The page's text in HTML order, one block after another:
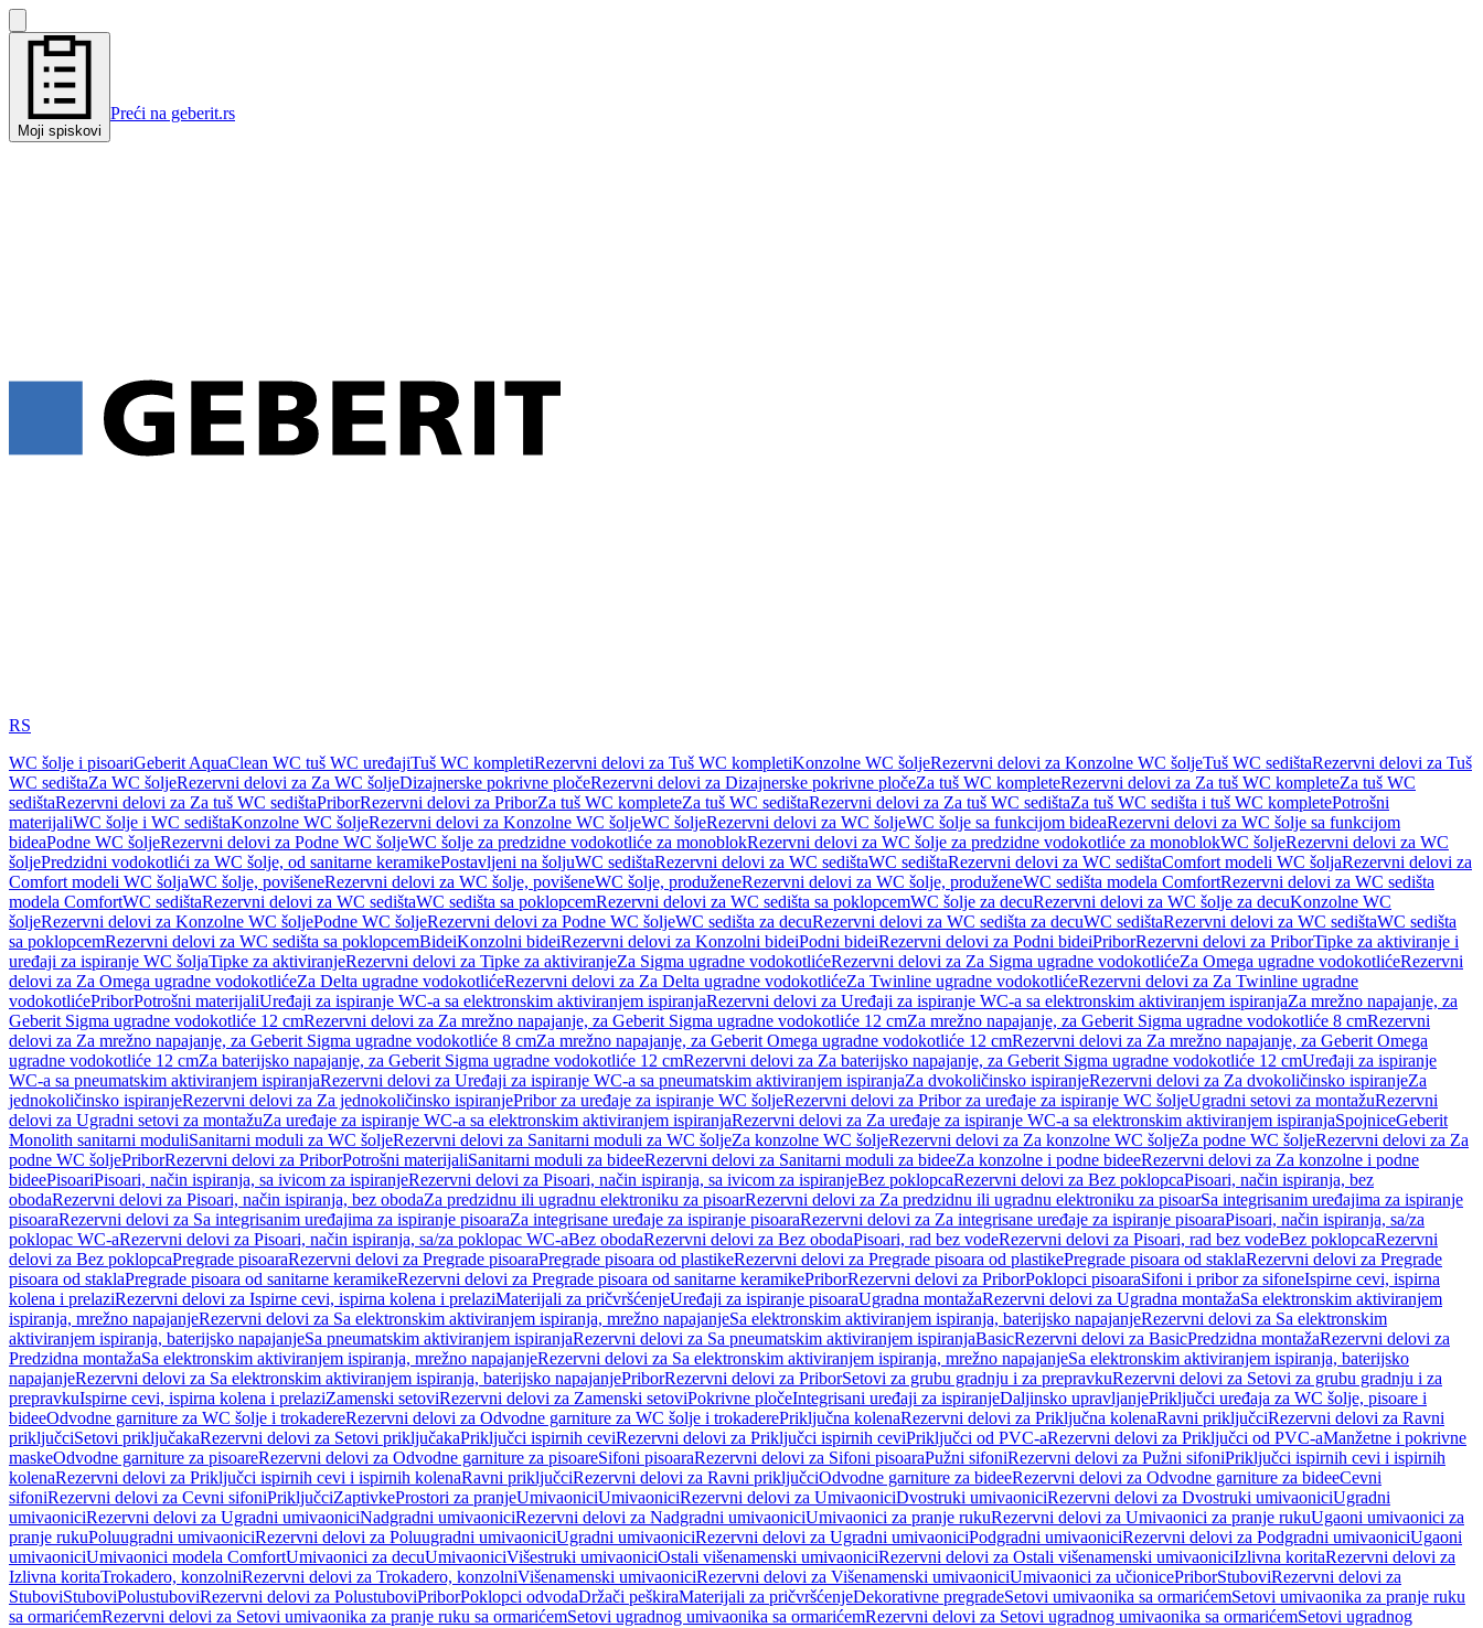
Moji spiskovi
Preći na geberit.rs
RS
WC šolje i pisoariGeberit AquaClean WC tuš WC uređajiTuš WC kompletiRezervni delovi za Tuš WC kompletiKonzolne WC šoljeRezervni delovi za Konzolne WC šoljeTuš WC sedištaRezervni delovi za Tuš
WC sedištaZa WC šoljeRezervni delovi za Za WC šoljeDizajnerske pokrivne pločeRezervni delovi za Dizajnerske pokrivne pločeZa tuš WC kompleteRezervni delovi za Za tuš WC kompleteZa tuš WC
sedištaRezervni delovi za Za tuš WC sedištaPriborRezervni delovi za PriborZa tuš WC kompleteZa tuš WC sedištaRezervni delovi za Za tuš WC sedištaZa tuš WC sedišta i tuš WC kompletePotrošni
materijaliWC šolje i WC sedištaKonzolne WC šoljeRezervni delovi za Konzolne WC šoljeWC šoljeRezervni delovi za WC šoljeWC šolje sa funkcijom bideaRezervni delovi za WC šolje sa funkcijom
bideaPodne WC šoljeRezervni delovi za Podne WC šoljeWC šolje za predzidne vodokotliće za monoblokRezervni delovi za WC šolje za predzidne vodokotliće za monoblokWC šoljeRezervni delovi za WC
šoljePredzidni vodokotlići za WC šolje, od sanitarne keramikePostavljeni na šoljuWC sedištaRezervni delovi za WC sedištaWC sedištaRezervni delovi za WC sedištaComfort modeli WC šoljaRezervni delovi za
Comfort modeli WC šoljaWC šolje, povišeneRezervni delovi za WC šolje, povišeneWC šolje, produženeRezervni delovi za WC šolje, produženeWC sedišta modela ComfortRezervni delovi za WC sedišta
modela ComfortWC sedištaRezervni delovi za WC sedištaWC sedišta sa poklopcemRezervni delovi za WC sedišta sa poklopcemWC šolje za decuRezervni delovi za WC šolje za decuKonzolne WC
šoljeRezervni delovi za Konzolne WC šoljePodne WC šoljeRezervni delovi za Podne WC šoljeWC sedišta za decuRezervni delovi za WC sedišta za decuWC sedištaRezervni delovi za WC sedištaWC sedišta
sa poklopcemRezervni delovi za WC sedišta sa poklopcemBideiKonzolni bideiRezervni delovi za Konzolni bideiPodni bideiRezervni delovi za Podni bideiPriborRezervni delovi za PriborTipke za aktiviranje i
uređaji za ispiranje WC šoljaTipke za aktiviranjeRezervni delovi za Tipke za aktiviranjeZa Sigma ugradne vodokotlićeRezervni delovi za Za Sigma ugradne vodokotlićeZa Omega ugradne vodokotlićeRezervni
delovi za Za Omega ugradne vodokotlićeZa Delta ugradne vodokotlićeRezervni delovi za Za Delta ugradne vodokotlićeZa Twinline ugradne vodokotlićeRezervni delovi za Za Twinline ugradne
vodokotlićePriborPotrošni materijaliUređaji za ispiranje WC-a sa elektronskim aktiviranjem ispiranjaRezervni delovi za Uređaji za ispiranje WC-a sa elektronskim aktiviranjem ispiranjaZa mrežno napajanje, za
Geberit Sigma ugradne vodokotliće 12 cmRezervni delovi za Za mrežno napajanje, za Geberit Sigma ugradne vodokotliće 12 cmZa mrežno napajanje, za Geberit Sigma ugradne vodokotliće 8 cmRezervni
delovi za Za mrežno napajanje, za Geberit Sigma ugradne vodokotliće 8 cmZa mrežno napajanje, za Geberit Omega ugradne vodokotliće 12 cmRezervni delovi za Za mrežno napajanje, za Geberit Omega
ugradne vodokotliće 12 cmZa baterijsko napajanje, za Geberit Sigma ugradne vodokotliće 12 cmRezervni delovi za Za baterijsko napajanje, za Geberit Sigma ugradne vodokotliće 12 cmUređaji za ispiranje
WC-a sa pneumatskim aktiviranjem ispiranjaRezervni delovi za Uređaji za ispiranje WC-a sa pneumatskim aktiviranjem ispiranjaZa dvokoličinsko ispiranjeRezervni delovi za Za dvokoličinsko ispiranjeZa
jednokoličinsko ispiranjeRezervni delovi za Za jednokoličinsko ispiranjePribor za uređaje za ispiranje WC šoljeRezervni delovi za Pribor za uređaje za ispiranje WC šoljeUgradni setovi za montažuRezervni
delovi za Ugradni setovi za montažuZa uređaje za ispiranje WC-a sa elektronskim aktiviranjem ispiranjaRezervni delovi za Za uređaje za ispiranje WC-a sa elektronskim aktiviranjem ispiranjaSpojniceGeberit
Monolith sanitarni moduliSanitarni moduli za WC šoljeRezervni delovi za Sanitarni moduli za WC šoljeZa konzolne WC šoljeRezervni delovi za Za konzolne WC šoljeZa podne WC šoljeRezervni delovi za Za
podne WC šoljePriborRezervni delovi za PriborPotrošni materijaliSanitarni moduli za bideeRezervni delovi za Sanitarni moduli za bideeZa konzolne i podne bideeRezervni delovi za Za konzolne i podne
bideePisoariPisoari, način ispiranja, sa ivicom za ispiranjeRezervni delovi za Pisoari, način ispiranja, sa ivicom za ispiranjeBez poklopcaRezervni delovi za Bez poklopcaPisoari, način ispiranja, bez
obodaRezervni delovi za Pisoari, način ispiranja, bez obodaZa predzidnu ili ugradnu elektroniku za pisoarRezervni delovi za Za predzidnu ili ugradnu elektroniku za pisoarSa integrisanim uređajima za ispiranje
pisoaraRezervni delovi za Sa integrisanim uređajima za ispiranje pisoaraZa integrisane uređaje za ispiranje pisoaraRezervni delovi za Za integrisane uređaje za ispiranje pisoaraPisoari, način ispiranja, sa/za
poklopac WC-aRezervni delovi za Pisoari, način ispiranja, sa/za poklopac WC-aBez obodaRezervni delovi za Bez obodaPisoari, rad bez vodeRezervni delovi za Pisoari, rad bez vodeBez poklopcaRezervni
delovi za Bez poklopcaPregrade pisoaraRezervni delovi za Pregrade pisoaraPregrade pisoara od plastikeRezervni delovi za Pregrade pisoara od plastikePregrade pisoara od staklaRezervni delovi za Pregrade
pisoara od staklaPregrade pisoara od sanitarne keramikeRezervni delovi za Pregrade pisoara od sanitarne keramikePriborRezervni delovi za PriborPoklopci pisoaraSifoni i pribor za sifoneIspirne cevi, ispirna
kolena i prelaziRezervni delovi za Ispirne cevi, ispirna kolena i prelaziMaterijali za pričvršćenjeUređaji za ispiranje pisoaraUgradna montažaRezervni delovi za Ugradna montažaSa elektronskim aktiviranjem
ispiranja, mrežno napajanjeRezervni delovi za Sa elektronskim aktiviranjem ispiranja, mrežno napajanjeSa elektronskim aktiviranjem ispiranja, baterijsko napajanjeRezervni delovi za Sa elektronskim
aktiviranjem ispiranja, baterijsko napajanjeSa pneumatskim aktiviranjem ispiranjaRezervni delovi za Sa pneumatskim aktiviranjem ispiranjaBasicRezervni delovi za BasicPredzidna montažaRezervni delovi za
Predzidna montažaSa elektronskim aktiviranjem ispiranja, mrežno napajanjeRezervni delovi za Sa elektronskim aktiviranjem ispiranja, mrežno napajanjeSa elektronskim aktiviranjem ispiranja, baterijsko
napajanjeRezervni delovi za Sa elektronskim aktiviranjem ispiranja, baterijsko napajanjePriborRezervni delovi za PriborSetovi za grubu gradnju i za prepravkuRezervni delovi za Setovi za grubu gradnju i za
prepravkuIspirne cevi, ispirna kolena i prelaziZamenski setoviRezervni delovi za Zamenski setoviPokrivne pločeIntegrisani uređaji za ispiranjeDaljinsko upravljanjePriključci uređaja za WC šolje, pisoare i
bideeOdvodne garniture za WC šolje i trokadereRezervni delovi za Odvodne garniture za WC šolje i trokaderePriključna kolenaRezervni delovi za Priključna kolenaRavni priključciRezervni delovi za Ravni
priključciSetovi priključakaRezervni delovi za Setovi priključakaPriključci ispirnih ceviRezervni delovi za Priključci ispirnih ceviPriključci od PVC-aRezervni delovi za Priključci od PVC-aManžetne i pokrivne
maskeOdvodne garniture za pisoareRezervni delovi za Odvodne garniture za pisoareSifoni pisoaraRezervni delovi za Sifoni pisoaraPužni sifoniRezervni delovi za Pužni sifoniPriključci ispirnih cevi i ispirnih
kolenaRezervni delovi za Priključci ispirnih cevi i ispirnih kolenaRavni priključciRezervni delovi za Ravni priključciOdvodne garniture za bideeRezervni delovi za Odvodne garniture za bideeCevni
sifoniRezervni delovi za Cevni sifoniPriključciZaptivkeProstori za pranjeUmivaoniciUmivaoniciRezervni delovi za UmivaoniciDvostruki umivaoniciRezervni delovi za Dvostruki umivaoniciUgradni
umivaoniciRezervni delovi za Ugradni umivaoniciNadgradni umivaoniciRezervni delovi za Nadgradni umivaoniciUmivaonici za pranje rukuRezervni delovi za Umivaonici za pranje rukuUgaoni umivaonici za
pranje rukuPoluugradni umivaoniciRezervni delovi za Poluugradni umivaoniciUgradni umivaoniciRezervni delovi za Ugradni umivaoniciPodgradni umivaoniciRezervni delovi za Podgradni umivaoniciUgaoni
umivaoniciUmivaonici modela ComfortUmivaonici za decuUmivaoniciVišestruki umivaoniciOstali višenamenski umivaoniciRezervni delovi za Ostali višenamenski umivaoniciIzlivna koritaRezervni delovi za
Izlivna koritaTrokadero, konzolniRezervni delovi za Trokadero, konzolniVišenamenski umivaoniciRezervni delovi za Višenamenski umivaoniciUmivaonici za učionicePriborStuboviRezervni delovi za
StuboviStuboviPolustuboviRezervni delovi za PolustuboviPriborPoklopci odvodaDržači peškiraMaterijali za pričvršćenjeDekorativne pregradeSetovi umivaonika sa ormarićemSetovi umivaonika za pranje ruku
sa ormarićemRezervni delovi za Setovi umivaonika za pranje ruku sa ormarićemSetovi ugradnog umivaonika sa ormarićemRezervni delovi za Setovi ugradnog umivaonika sa ormarićemSetovi ugradnog